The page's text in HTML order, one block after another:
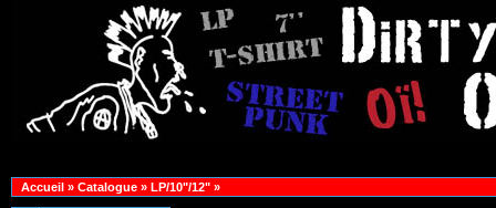
Accueil» Catalogue» LP/10"/12"»